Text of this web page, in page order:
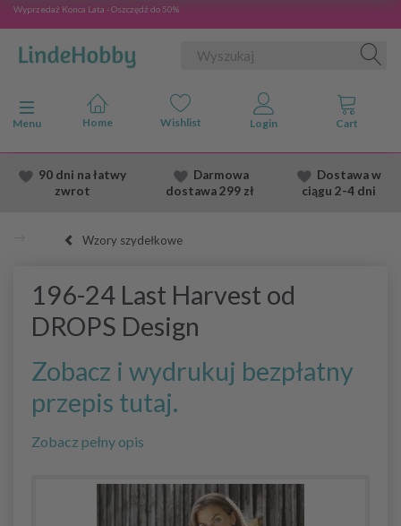
Wyprzedaż Konca Lata - Oszczędź do 50%
Przełącz nawigację
Menu
90 dni na łatwy
zwrot
Darmowa
dostawa299 zł
Dostawaw
ciągu 2-4 dni
Wzory szydełkowe
196-24 Last Harvest od
DROPS Design
Zobacz i wydrukuj bezpłatny
przepis tutaj.
Zobacz pełny opis